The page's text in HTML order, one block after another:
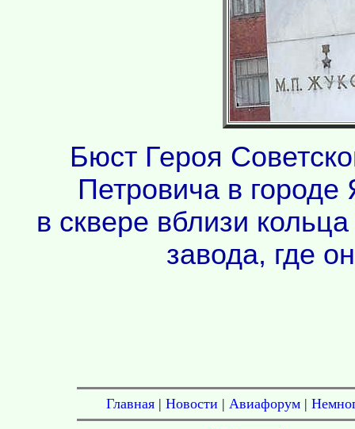
Бюст Героя
Петровича в
в сквере вблизи
завода, где
Главная | Новости | Авиафорум |